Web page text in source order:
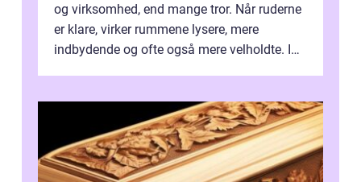
og virksomhed, end mange tror. Når ruderne
er klare, virker rummene lysere, mere
indbydende og ofte også mere velholdte. I